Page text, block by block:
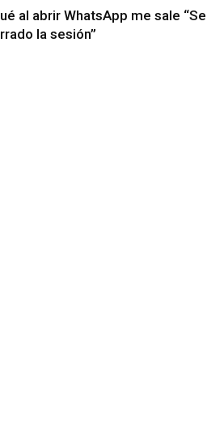
al abrir WhatsApp me sale “Se
la sesión”